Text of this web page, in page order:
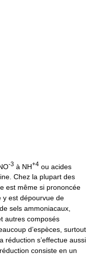
-3 à NH+4 ou acides
Chez la plupart des
est même si prononcée
y est dépourvue de
sels ammoniacaux,
autres composés
d’espèces, surtout
réduction s’effectue aussi
consiste en un